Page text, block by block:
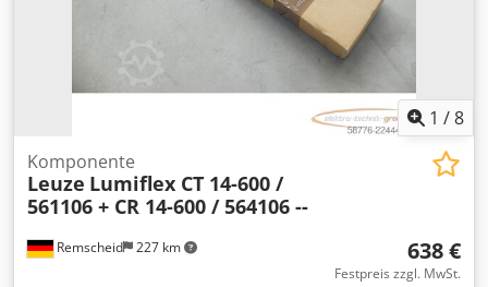
Seitlicher Verfahrweg 2 x 100 mm * 2
Vakuumpumpenkreisläufe * Ausgestattet mit Hebehaken *
Fernbedienung * Eigengewicht 860 kg * Tragfähigkeit 600
kg * Gültig bis Oktober 2026 * Inklusive Dokumentation
1 /8
Remscheid 227 km
Komponente
Leuze Lumiflex CT 14-600 /
561106 + CR 14-600 / 564106 --
638 €
Festpreis zzgl. MwSt.